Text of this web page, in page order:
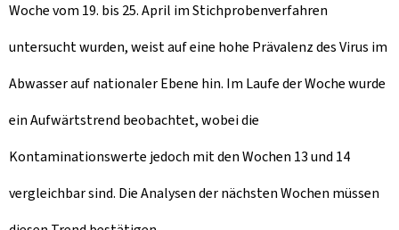
Woche vom 19. bis 25. April im Stichprobenverfahren
untersucht wurden, weist auf eine hohe Prävalenz des Virus im
Abwasser auf nationaler Ebene hin. Im Laufe der Woche wurde
ein Aufwärtstrend beobachtet, wobei die
Kontaminationswerte jedoch mit den Wochen 13 und 14
vergleichbar sind. Die Analysen der nächsten Wochen müssen